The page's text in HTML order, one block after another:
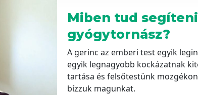
Miben tud
gyógytornász?
A gerinc az emberi test egyik
egyik legnagyobb kockázatnak
tartása és felsőtestünk
bízzuk magunkat.